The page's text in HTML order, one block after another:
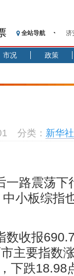
全站导航
济
【
济
基
市况 政策
分类： 新华
一路震荡下
小板综指
数收报
主要指数
下跌18.98